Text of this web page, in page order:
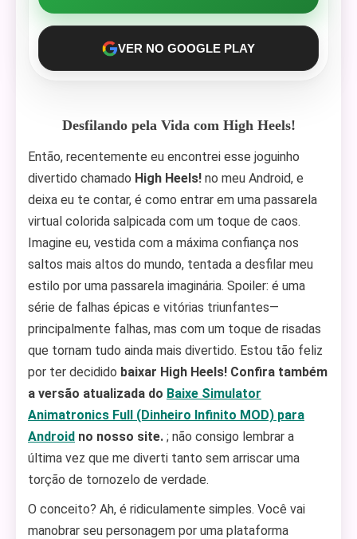
VER NO GOOGLE PLAY
Desfilando pela Vida com High Heels!
Então, recentemente eu encontrei esse joguinho
divertido chamado High Heels! no meu Android, e
deixa eu te contar, é como entrar em uma passarela
virtual colorida salpicada com um toque de caos.
Imagine eu, vestida com a máxima confiança nos
saltos mais altos do mundo, tentada a desfilar meu
estilo por uma passarela imaginária. Spoiler: é uma
série de falhas épicas e vitórias triunfantes—
principalmente falhas, mas com um toque de risadas
que tornam tudo ainda mais divertido. Estou tão feliz
por ter decidido baixar High Heels! Confira também
a versão atualizada do Baixe Simulator
Animatronics Full (Dinheiro Infinito MOD) para
Android no nosso site. ; não consigo lembrar a
última vez que me diverti tanto sem arriscar uma
torção de tornozelo de verdade.
O conceito? Ah, é ridiculamente simples. Você vai
manobrar seu personagem por uma plataforma